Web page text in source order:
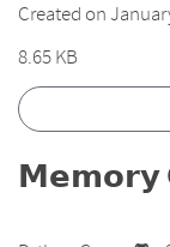
Created on
8.65 KB
𝗠𝗲𝗺𝗼𝗿𝘆